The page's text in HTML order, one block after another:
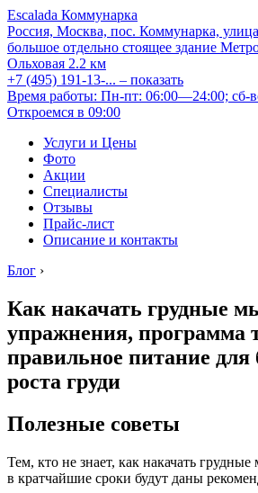
Escalada Коммунарка
Россия, Москва, пос. Коммунарка,
большое отдельно стоящее здание
Ольховая 2.2 км
+7 (495) 191-13-... – показать
Время работы: Пн-пт: 06:00—24:00; сб-
Откроемся в 09:00
Услуги и Цены
Фото
Акции
Специалисты
Отзывы
Прайс-лист
Описание и контакты
Блог ›
Как накачать грудные
упражнения, программа
правильное питание для
роста груди
Полезные советы
Тем, кто не знает, как накачать
в кратчайшие сроки будут даны